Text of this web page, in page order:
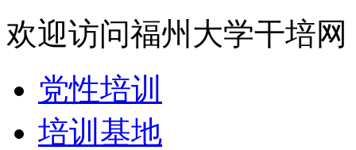
欢迎访问福州大学干培网
党性培训
培训基地